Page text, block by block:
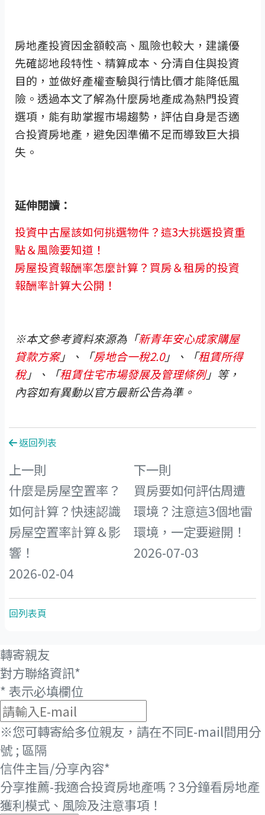
房地產投資因金額較高、風險也較大，建議優
先確認地段特性、精算成本、分清自住與投資
目的，並做好產權查驗與行情比價才能降低風
險。透過本文了解為什麼房地產成為熱門投資
選項，能有助掌握市場趨勢，評估自身是否適
合投資房地產，避免因準備不足而導致巨大損
失。
延伸閱讀：
投資中古屋該如何挑選物件？這3大挑選投資重
點＆風險要知道！
房屋投資報酬率怎麼計算？買房＆租房的投資
報酬率計算大公開！
※本文參考資料來源為「新青年安心成家購屋
貸款方案」、「房地合一稅2.0」、「租賃所得
稅」、「租賃住宅市場發展及管理條例」等，
內容如有異動以官方最新公告為準。
返回列表
上一則
什麼是房屋空置率？
如何計算？快速認識
房屋空置率計算＆影
響！
2026-02-04
下一則
買房要如何評估周遭
環境？注意這3個地雷
環境，一定要避開！
2026-07-03
回列表頁
轉寄親友
對方聯絡資訊*
*表示必填欄位
※您可轉寄給多位親友，請在不同E-mail間用分
號 ; 區隔
信件主旨/分享內容*
分享推薦-我適合投資房地產嗎？3分鐘看房地產
獲利模式、風險及注意事項！